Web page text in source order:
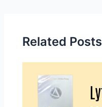
Related Posts